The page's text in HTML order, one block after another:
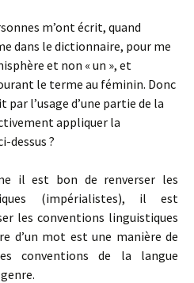
m’ont écrit, quand
dans le dictionnaire, pour me
et non « un », et
le terme au féminin. Donc
l’usage d’une partie de la
appliquer la
dessus ?
il est bon de renverser les
(impérialistes), il est
les conventions linguistiques
d’un mot est une manière de
conventions de la langue